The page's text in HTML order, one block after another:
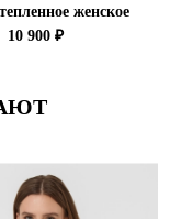
женское
10 900 ₽